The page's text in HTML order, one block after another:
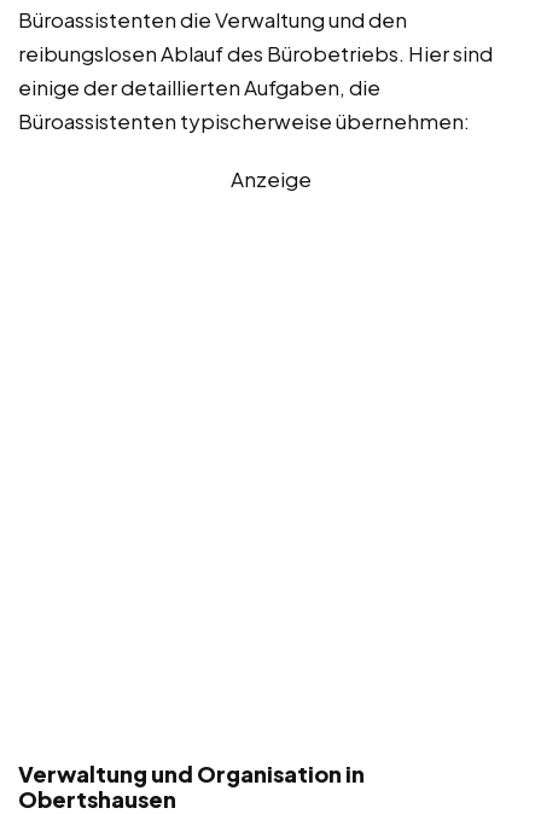
Büroassistenten die Verwaltung und den
reibungslosen Ablauf des Bürobetriebs. Hier sind
einige der detaillierten Aufgaben, die
Büroassistenten typischerweise übernehmen:
Anzeige
Verwaltung und Organisation in
Obertshausen